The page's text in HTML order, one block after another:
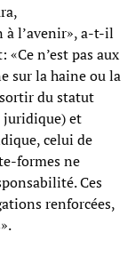
l’avenir», a-t-il
n’est pas aux
sur la haine ou la
du statut
juridique) et
celui de
formes ne
Ces
renforcées,